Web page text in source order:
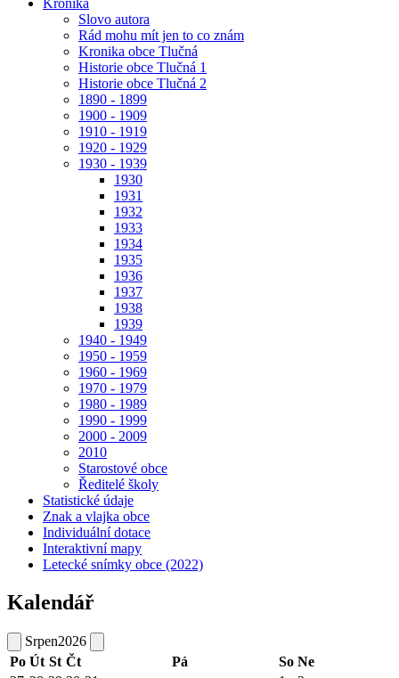
Kronika
Slovo autora
Rád mohu mít jen to co znám
Kronika obce Tlučná
Historie obce Tlučná 1
Historie obce Tlučná 2
1890 - 1899
1900 - 1909
1910 - 1919
1920 - 1929
1930 - 1939
1930
1931
1932
1933
1934
1935
1936
1937
1938
1939
1940 - 1949
1950 - 1959
1960 - 1969
1970 - 1979
1980 - 1989
1990 - 1999
2000 - 2009
2010
Starostové obce
Ředitelé školy
Statistické údaje
Znak a vlajka obce
Individuální dotace
Interaktivní mapy
Letecké snímky obce (2022)
Kalendář
Srpen2026
Po Út St Čt Pá So Ne